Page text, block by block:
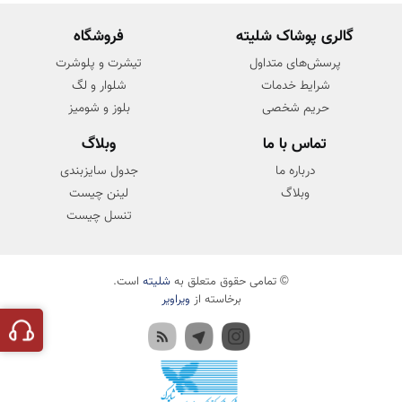
گالری پوشاک شلیته
پرسش‌های متداول
شرایط خدمات
حریم شخصی
فروشگاه
تیشرت و پلوشرت
شلوار و لگ
بلوز و شومیز
تماس با ما
درباره ما
وبلاگ
وبلاگ
جدول سایزبندی
لینن چیست
تنسل چیست
© تمامی حقوق متعلق به شلیته است.
برخاسته از ویراویر